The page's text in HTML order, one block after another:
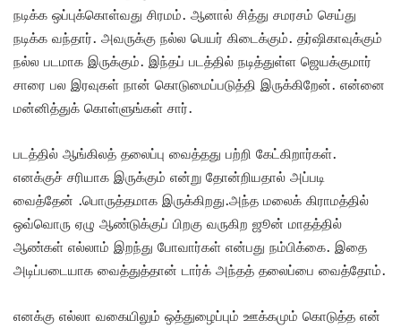
நடிக்க ஒப்புக்கொள்வது சிரமம். ஆனால் சித்து சமரசம் செய்து
நடிக்க வந்தார். அவருக்கு நல்ல பெயர் கிடைக்கும். தர்ஷிகாவுக்கும்
நல்ல படமாக இருக்கும். இந்தப் படத்தில் நடித்துள்ள ஜெயக்குமார்
சாரை பல இரவுகள் நான் கொடுமைப்படுத்தி இருக்கிறேன். என்னை
மன்னித்துக் கொள்ளுங்கள் சார்.
படத்தில் ஆங்கிலத் தலைப்பு வைத்தது பற்றி கேட்கிறார்கள்.
எனக்குச் சரியாக இருக்கும் என்று தோன்றியதால் அப்படி
வைத்தேன் .பொருத்தமாக இருக்கிறது.அந்த மலைக் கிராமத்தில்
ஒவ்வொரு ஏழு ஆண்டுக்குப் பிறகு வருகிற ஜூன் மாதத்தில்
ஆண்கள் எல்லாம் இறந்து போவார்கள் என்பது நம்பிக்கை. இதை
அடிப்படையாக வைத்துத்தான் டார்க் அந்தத் தலைப்பை வைத்தோம்.
எனக்கு எல்லா வகையிலும் ஒத்துழைப்பும் ஊக்கமும் கொடுத்த என்